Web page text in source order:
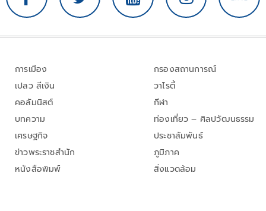
การเมือง
เปลว สีเงิน
คอลัมนิสต์
บทความ
เศรษฐกิจ
ข่าวพระราชสำนัก
หนังสือพิมพ์
กรองสถานการณ์
วาไรตี้
กีฬา
ท่องเที่ยว – ศิลปวัฒนธรรม
ประชาสัมพันธ์
ภูมิภาค
สิ่งแวดล้อม